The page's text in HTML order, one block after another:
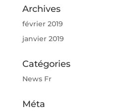
Archives
février 2019
janvier 2019
Catégories
News Fr
Méta